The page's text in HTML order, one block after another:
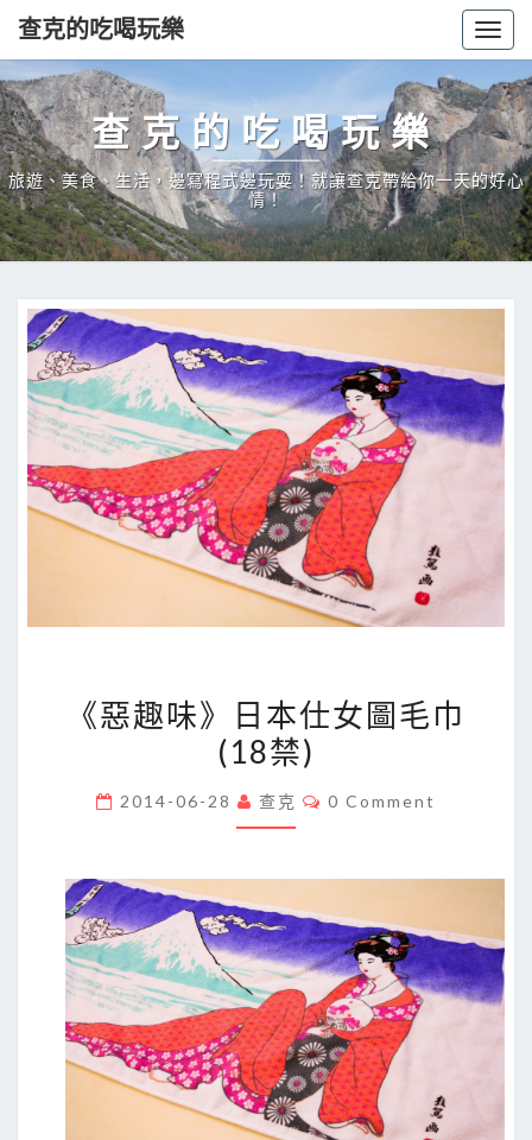
查克的吃喝玩樂
查克的吃喝玩樂
旅遊、美食、生活，邊寫程式邊玩耍！就讓查克帶給你一天的好心
情！
趣
味》
本
女
圖
毛
巾
(18
禁)
《惡趣味》日本仕女圖毛巾
(18禁)
2014-06-28 查克 Comments
0 Comment